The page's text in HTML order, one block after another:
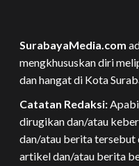
SurabayaMedia.com
mengkhususkan diri
dan hangat di Kota
Catatan Redaksi:
dirugikan dan/atau
dan/atau berita tersebut
artikel dan/atau berita